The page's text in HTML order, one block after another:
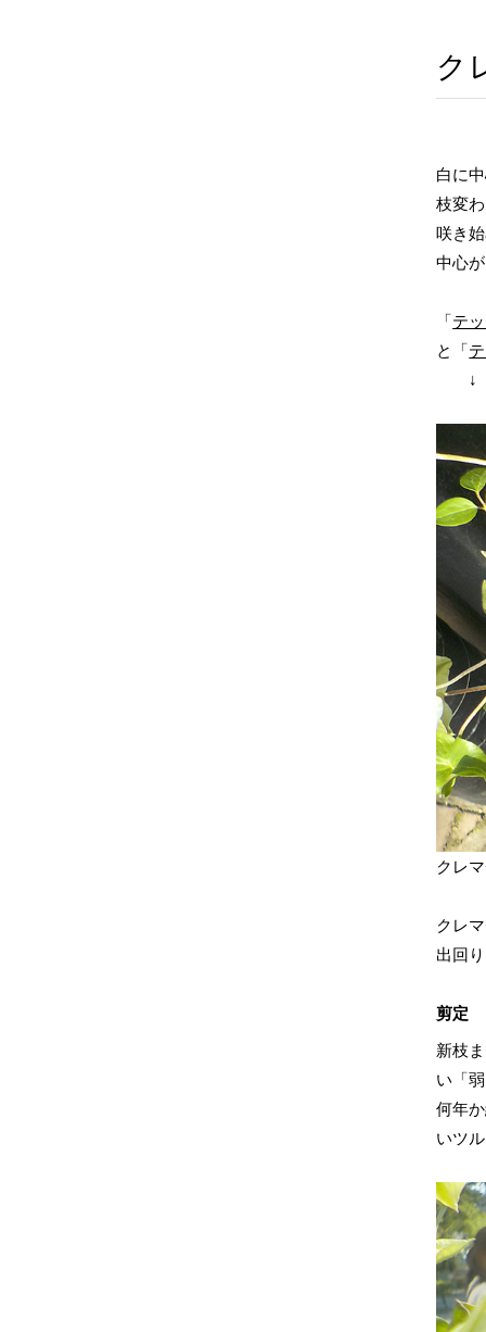
ク
白に
枝変
咲き
中心
「テ
と「
↓
クレ
クレ
出回
剪定
新枝
い「
何年
いツ